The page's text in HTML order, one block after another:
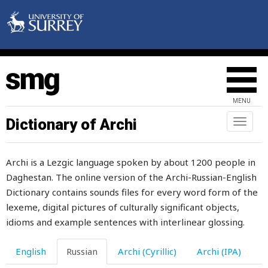
MENU
Toggle
Dictionary of Archi
Archi is a Lezgic language spoken by about 1200 people in
Daghestan. The online version of the Archi-Russian-English
Dictionary contains sounds files for every word form of the
lexeme, digital pictures of culturally significant objects,
idioms and example sentences with interlinear glossing.
English Russian Archi (Cyrillic) Archi (IPA)
поворачиваться
повреждение
поглощенный
погода
погоди
погонять
погремушка